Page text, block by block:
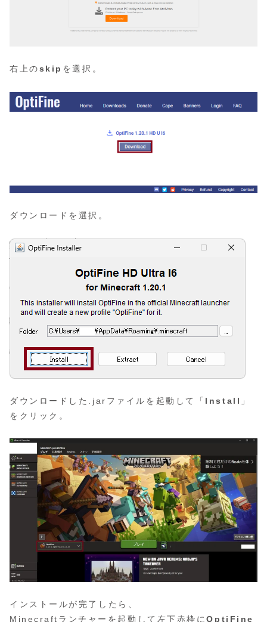
右上のskip を選択。
ダウンロードを選択。
ダウンロードした.jarファイルを起動して「 Install 」
をクリック。
インストールが完了したら、
Minecraftランチャーを起動して左下赤枠にOptiFine